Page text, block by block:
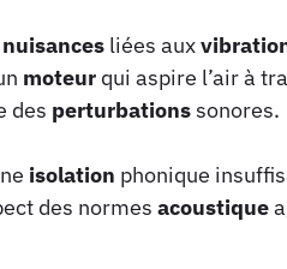
nuisances liées aux
moteur qui aspire l’air à
des perturbationssonores.
isolation phonique
des normes acoustique